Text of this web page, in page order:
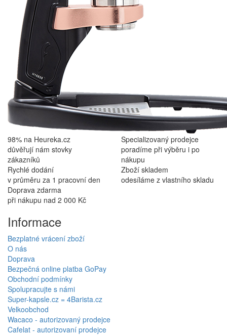
98% na Heureka.cz
důvěřují nám stovky
zákazníků
Specializovaný prodejce
poradíme při výběru i po
nákupu
Rychlé dodání
v průměru za 1 pracovní den
Zboží skladem
odesíláme z vlastního skladu
Doprava zdarma
při nákupu nad 2 000 Kč
Informace
Bezplatné vrácení zboží
O nás
Doprava
Bezpečná online platba GoPay
Obchodní podmínky
Spolupracujte s námi
Super-kapsle.cz = 4Barista.cz
Velkoobchod
Wacaco - autorizovaný prodejce
Cafelat - autorizovaní prodejce